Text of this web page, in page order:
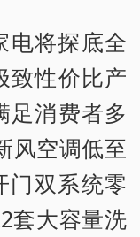
电将探底全
致性价比产
足消费者多
风空调低至
门双系统零
套大容量洗